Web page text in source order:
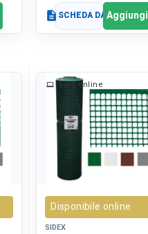
description SCHEDA DATIAggiungi
Solo online
Disponibile online
SIDEX